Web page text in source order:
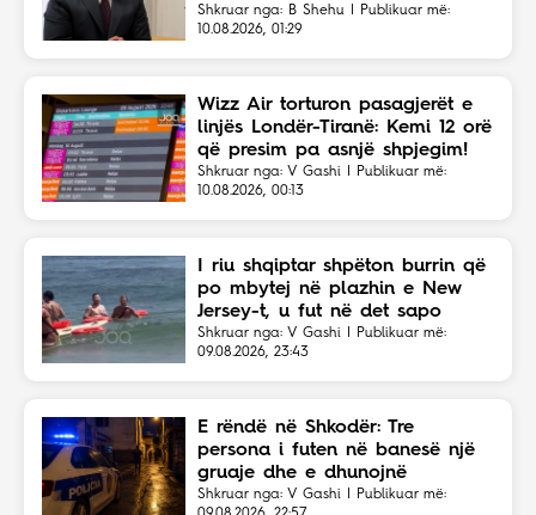
Eriola Likajt të “Clean Fast”.
Shkruar nga: B Shehu | Publikuar më:
10.08.2026, 01:29
Wizz Air torturon pasagjerët e
linjës Londër-Tiranë: Kemi 12 orë
që presim pa asnjë shpjegim!
Shkruar nga: V Gashi | Publikuar më:
10.08.2026, 00:13
I riu shqiptar shpëton burrin që
po mbytej në plazhin e New
Jersey-t, u fut në det sapo
dëgjoi thirrjet për ndihmë
Shkruar nga: V Gashi | Publikuar më:
09.08.2026, 23:43
E rëndë në Shkodër: Tre
persona i futen në banesë një
gruaje dhe e dhunojnë
Shkruar nga: V Gashi | Publikuar më: